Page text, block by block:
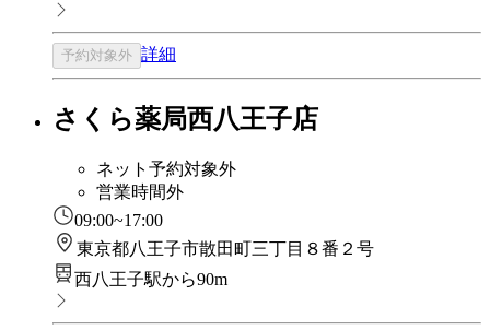
予約対象外 詳細
さくら薬局西八王子店
ネット予約対象外
営業時間外
09:00~17:00
東京都八王子市散田町三丁目８番２号
西八王子駅から90m